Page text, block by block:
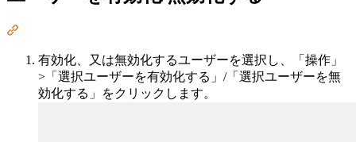
有効化、又は無効化するユーザーを選択し、「操作」
>「選択ユーザーを有効化する」/「選択ユーザーを無
効化する」をクリックします。